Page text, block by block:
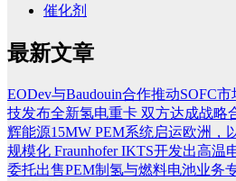
催化剂
最新文章
EODev与Baudouin合作推动SOFC市
技发布全新氢电重卡 双方达成战略
辉能源15MW PEM系统启运欧洲，
规模化 Fraunhofer IKTS开发出高温
委托出售PEM制氢与燃料电池业务